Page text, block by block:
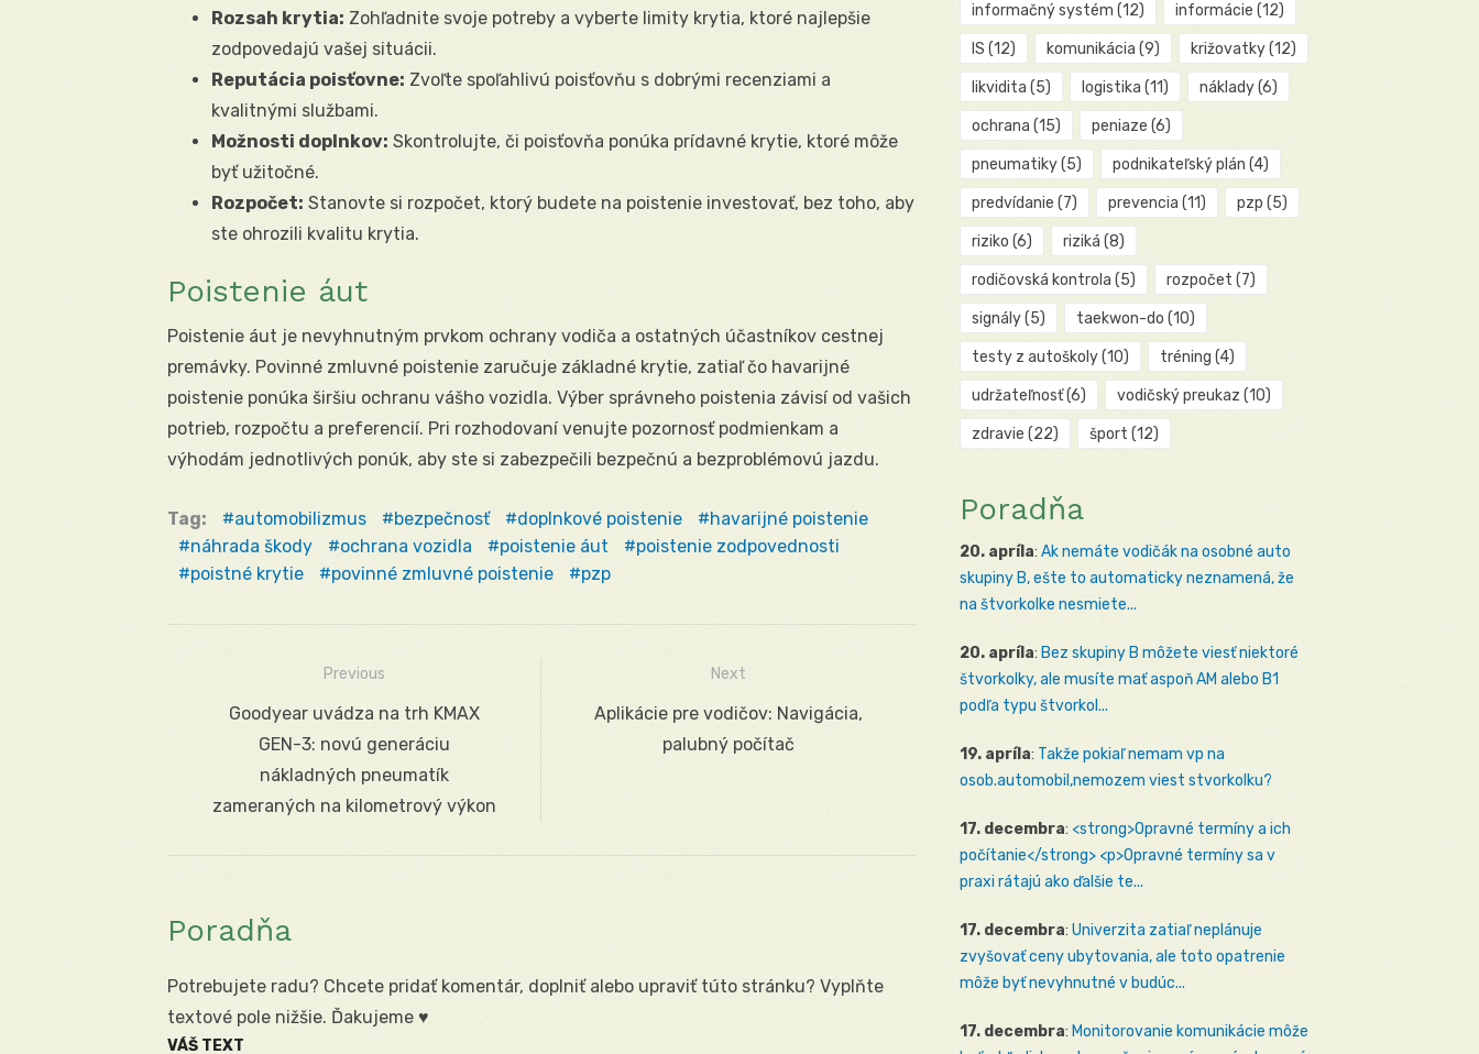
Rozsah krytia: Zohľadnite svoje potreby a vyberte limity krytia, ktoré najlepšie
zodpovedajú vašej situácii.
Reputácia poisťovne: Zvoľte spoľahlivú poisťovňu s dobrými recenziami a
kvalitnými službami.
Možnosti doplnkov: Skontrolujte, či poisťovňa ponúka prídavné krytie, ktoré môže
byť užitočné.
Rozpočet: Stanovte si rozpočet, ktorý budete na poistenie investovať, bez toho, aby
ste ohrozili kvalitu krytia.
Poistenie áut
Poistenie áut je nevyhnutným prvkom ochrany vodiča a ostatných účastníkov cestnej
premávky. Povinné zmluvné poistenie zaručuje základné krytie, zatiaľ čo havarijné
poistenie ponúka širšiu ochranu vášho vozidla. Výber správneho poistenia závisí od vašich
potrieb, rozpočtu a preferencií. Pri rozhodovaní venujte pozornosť podmienkam a
výhodám jednotlivých ponúk, aby ste si zabezpečili bezpečnú a bezproblémovú jazdu.
Tag: automobilizmus bezpečnosť doplnkové poistenie
havarijné poistenie
náhrada škody
ochrana vozidla poistenie áut
poistenie zodpovednosti
poistné krytie
povinné zmluvné poistenie pzp
Navigácia
článku
Previous
Previous
Goodyear uvádza na trh KMAX
GEN-3: novú generáciu
nákladných pneumatík
zameraných na kilometrový výkon
Next
Next
Aplikácie pre vodičov: Navigácia,
palubný počítač
Poradňa
Potrebujete radu? Chcete pridať komentár, doplniť alebo upraviť túto stránku? Vyplňte
textové pole nižšie. Ďakujeme ♥
VÁŠ TEXT
informačný systém (12) informácie (12)
IS (12) komunikácia (9) križovatky(12)
likvidita (5) logistika (11) náklady(6)
ochrana (15) peniaze (6)
pneumatiky(5) podnikateľský plán (4)
predvídanie (7) prevencia (11) pzp (5)
riziko (6) riziká (8)
rodičovská kontrola (5) rozpočet (7)
signály(5) taekwon-do (10)
testy z autoškoly(10) tréning (4)
udržateľnosť(6) vodičský preukaz (10)
zdravie (22) šport (12)
Poradňa
20. apríla: Ak nemáte vodičák na osobné auto
skupiny B, ešte to automaticky neznamená, že
na štvorkolke nesmiete...
20. apríla: Bez skupiny B môžete viesť niektoré
štvorkolky, ale musíte mať aspoň AM alebo B1
podľa typu štvorkol...
19. apríla: Takže pokiaľ nemam vp na
osob.automobil,nemozem viest stvorkolku?
17. decembra: <strong>Opravné termíny a ich
počítanie</strong> <p>Opravné termíny sa v
praxi rátajú ako ďalšie te...
17. decembra: Univerzita zatiaľ neplánuje
zvyšovať ceny ubytovania, ale toto opatrenie
môže byť nevyhnutné v budúc...
17. decembra: Monitorovanie komunikácie môže